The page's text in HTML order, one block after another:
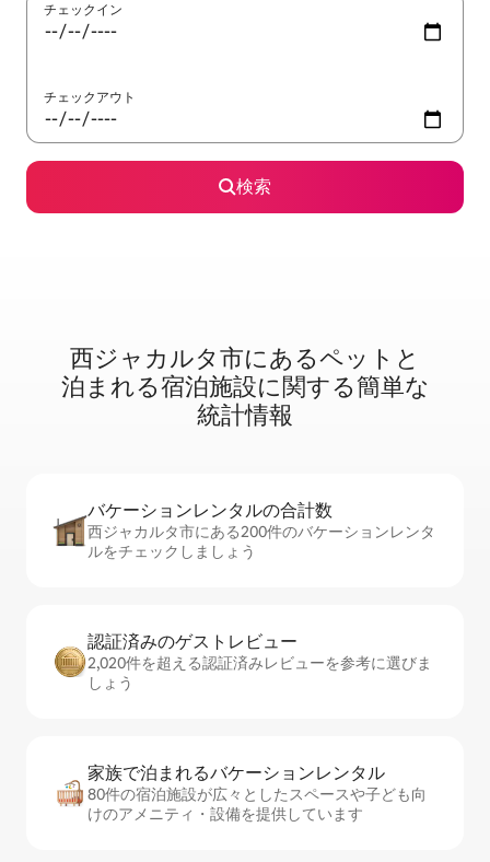
チェックイン
チェックアウト
検索
西ジャカルタ市に⁠あ⁠るペ⁠ッ⁠ト⁠と
泊⁠ま⁠れ⁠る宿⁠泊⁠施⁠設⁠に関⁠す⁠る簡⁠単⁠な
統⁠計⁠情⁠報
バケーションレ⁠ン⁠タ⁠ル⁠の合⁠計⁠数
西ジャカルタ市にある200件のバケーションレンタ
ルをチェックしましょう
認証済みのゲ⁠ス⁠ト⁠レ⁠ビ⁠ュ⁠ー
2,020件を超える認証済みレビューを参考に選びま
しょう
家族で泊まれるバ⁠ケ⁠ー⁠シ⁠ョ⁠ンレ⁠ン⁠タ⁠ル
80件の宿泊施設が広々としたスペースや子ども向
けのアメニティ・設備を提供しています